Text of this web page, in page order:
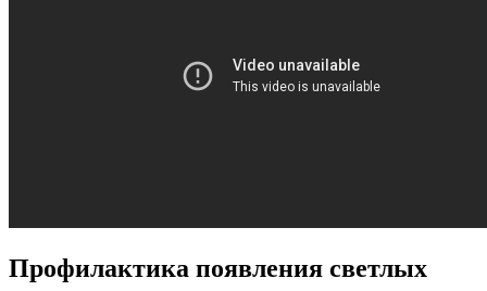
Профилактика появления светлых